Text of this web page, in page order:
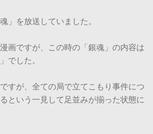
」を放送していました。
漫画ですが、この時の「銀魂」の内容は
でした。
すが、全ての局で立てこもり事件につ
という一見して足並みが揃った状態に